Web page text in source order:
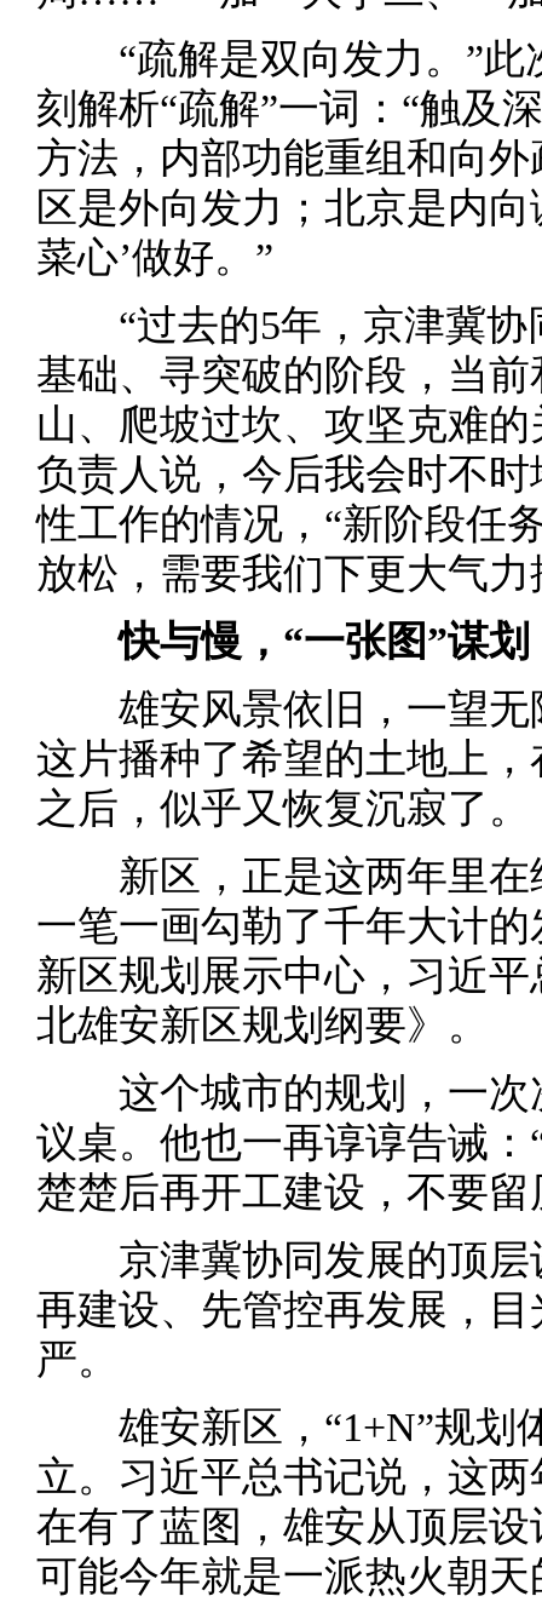
“疏解是双向发力。”此
刻解析“疏解”一词：“触及
方法，内部功能重组和向
区是外向发力；北京是内
菜心’做好。”
“过去的5年，京津冀协
基础、寻突破的阶段，当
山、爬坡过坎、攻坚克难
负责人说，今后我会时不
性工作的情况，“新阶段任
放松，需要我们下更大气力
快与慢，“一张图”谋划
雄安风景依旧，一望无
这片播种了希望的土地上
之后，似乎又恢复沉寂了。
新区，正是这两年里在
一笔一画勾勒了千年大计
新区规划展示中心，习近
北雄安新区规划纲要》。
这个城市的规划，一次
议桌。他也一再谆谆告诫
楚楚后再开工建设，不要留
京津冀协同发展的顶层
再建设、先管控再发展，
严。
雄安新区，“1+N”规划
立。习近平总书记说，这
在有了蓝图，雄安从顶层
可能今年就是一派热火朝